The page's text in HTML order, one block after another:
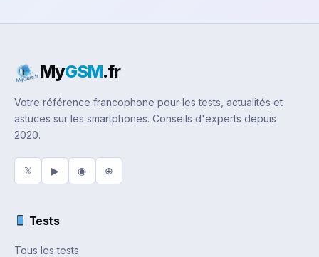
MyGSM.fr
Votre référence francophone pour les tests, actualités et
astuces sur les smartphones. Conseils d'experts depuis
2020.
𝕏 ▶ ◉ ⊕
Tests
Tous les tests